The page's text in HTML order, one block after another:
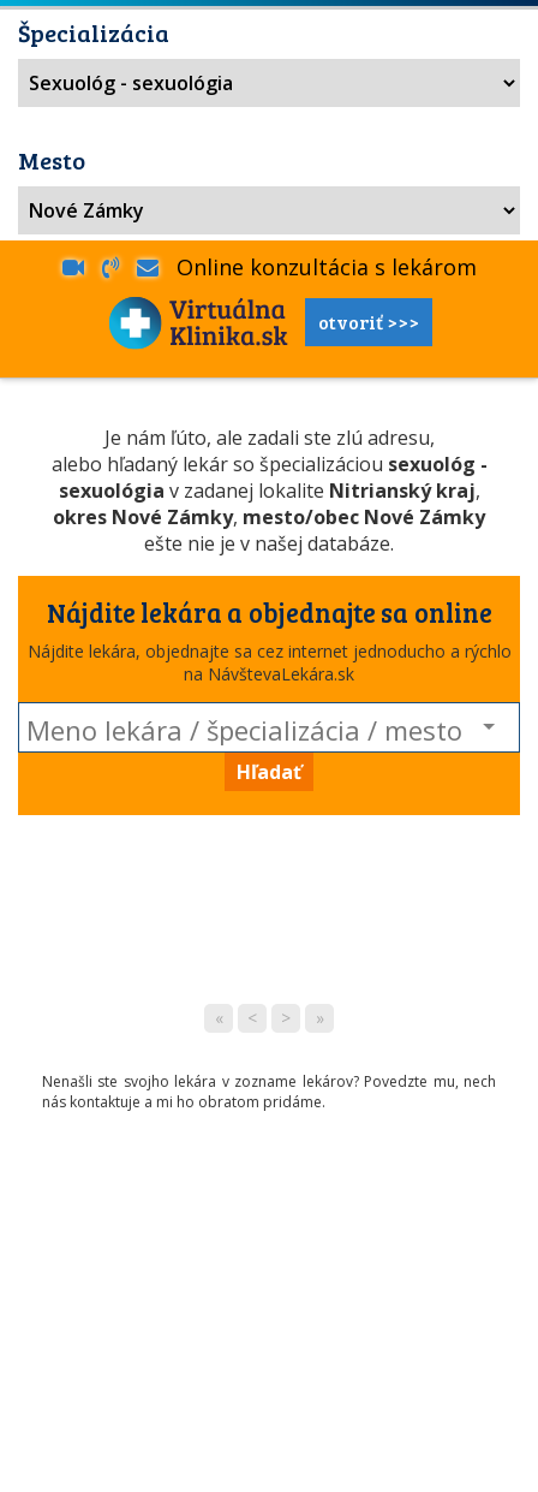
Špecializácia
Mesto
Online konzultácia s lekárom
otvoriť >>>
Je nám ľúto, ale zadali ste zlú adresu,
alebo hľadaný lekár so špecializáciou sexuológ -
sexuológia v zadanej lokalite Nitrianský kraj,
okres Nové Zámky, mesto/obec Nové Zámky
ešte nie je v našej databáze.
Nájdite lekára a objednajte sa online
Nájdite lekára, objednajte sa cez internet jednoducho a rýchlo
na NávštevaLekára.sk
Hľadať
« < > »
Nenašli ste svojho lekára v zozname lekárov? Povedzte mu, nech
nás kontaktuje a mi ho obratom pridáme.